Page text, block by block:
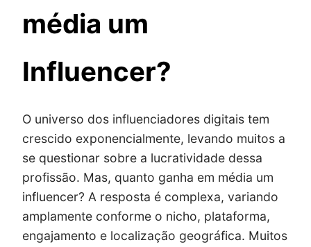
média um
Influencer?
O universo dos influenciadores digitais tem
crescido exponencialmente, levando muitos a
se questionar sobre a lucratividade dessa
profissão. Mas, quanto ganha em média um
influencer? A resposta é complexa, variando
amplamente conforme o nicho, plataforma,
engajamento e localização geográfica. Muitos